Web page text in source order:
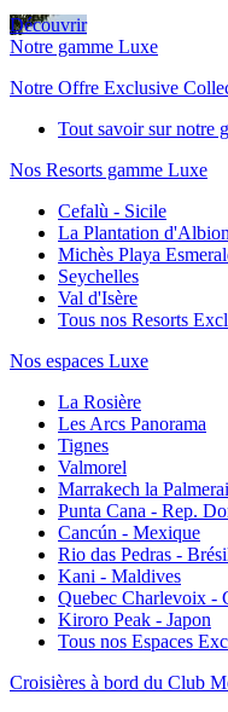
Découvrir
Notre gamme Luxe
Notre Offre Exclusive
Tout savoir sur notre
Nos Resorts gamme Luxe
Cefalù - Sicile
La Plantation
Michès Playa
Seychelles
Val d'Isère
Tous nos Resorts
Nos espaces Luxe
La Rosière
Les Arcs Panorama
Tignes
Valmorel
Marrakech la
Punta Cana - Rep.
Cancún - Mexique
Rio das Pedras -
Kani - Maldives
Quebec Charlevoix -
Kiroro Peak - Japon
Tous nos Espaces
Croisières à bord du Club